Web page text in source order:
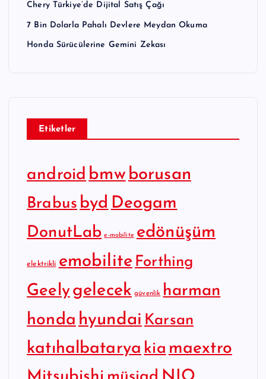
Chery Türkiye’de Dijital Satış Çağı
7 Bin Dolarla Pahalı Devlere Meydan Okuma
Honda Sürücülerine Gemini Zekası
Etiketler
android bmw borusan
Brabus byd Deogam
DonutLab e-mobilite edönüşüm
elektrikli emobilite Forthing
Geelygelecek güvenlik harman
honda hyundai Karsan
katıhalbatarya kia maextro